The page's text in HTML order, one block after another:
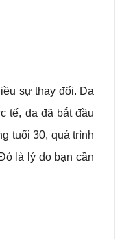
sự thay đổi. Da
tế, da đã bắt đầu
tuổi 30, quá trình
là lý do bạn cần